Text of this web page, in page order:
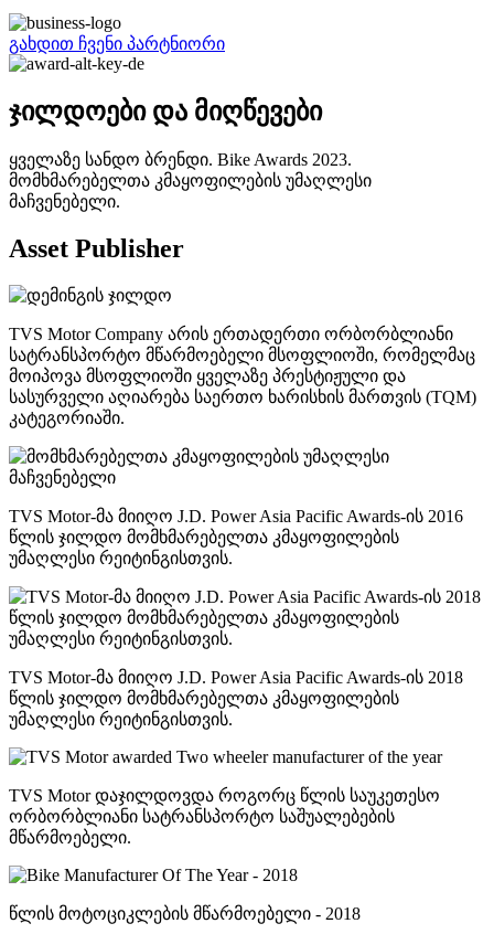
გახდით ჩვენი პარტნიორი
ჯილდოები და მიღწევები
ყველაზე სანდო ბრენდი. Bike Awards 2023.
მომხმარებელთა კმაყოფილების უმაღლესი
მაჩვენებელი.
Asset Publisher
TVS Motor Company არის ერთადერთი ორბორბლიანი
სატრანსპორტო მწარმოებელი მსოფლიოში, რომელმაც
მოიპოვა მსოფლიოში ყველაზე პრესტიჟული და
სასურველი აღიარება საერთო ხარისხის მართვის (TQM)
კატეგორიაში.
TVS Motor-მა მიიღო J.D. Power Asia Pacific Awards-ის 2016
წლის ჯილდო მომხმარებელთა კმაყოფილების
უმაღლესი რეიტინგისთვის.
TVS Motor-მა მიიღო J.D. Power Asia Pacific Awards-ის 2018
წლის ჯილდო მომხმარებელთა კმაყოფილების
უმაღლესი რეიტინგისთვის.
TVS Motor დაჯილდოვდა როგორც წლის საუკეთესო
ორბორბლიანი სატრანსპორტო საშუალებების
მწარმოებელი.
წლის მოტოციკლების მწარმოებელი - 2018